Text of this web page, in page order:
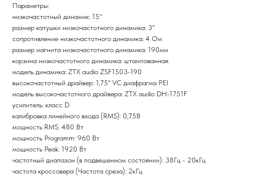
Параметры:
низкочастотный динамик: 15"
размер катушки низкочастотного динамика: 3''
сопротивление низкочастотного динамика: 4 Ом
размер магнита низкочастотного динамика: 190мм
корзина низкочастотного динамика: штампованная
модель динамика: ZTX audio ZSF1503-190
высокочастотный драйвер: 1,75" VC диафрагма PEI
модель высокочастотного драйвера: ZTX audio DH-1751F
усилитель: класс D
калибровка линейного входа (RMS): 0,75В
мощность RMS: 480 Вт
мощность Programm: 960 Вт
мощность Peak: 1920 Вт
частотный диапазон (в подвешенном состоянии): 38Гц - 20кГц
частота кроссовера (Частота среза): 2кГц